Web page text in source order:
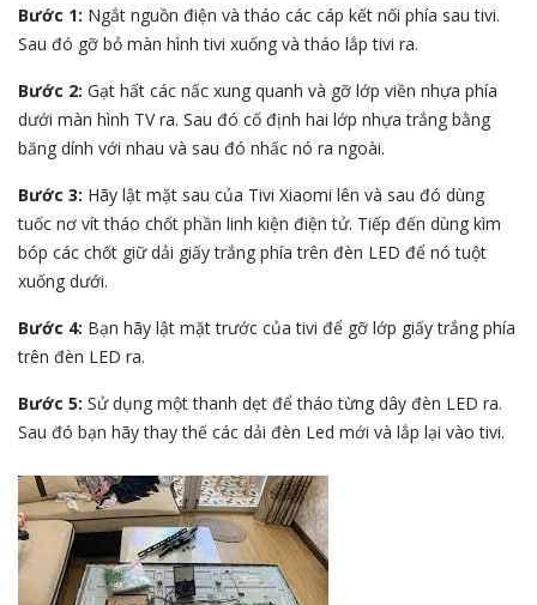
Bước 1: Ngắt nguồn điện và tháo các cáp kết nối phía sau tivi.
Sau đó gỡ bỏ màn hình tivi xuống và tháo lắp tivi ra.
Bước 2: Gạt hất các nấc xung quanh và gỡ lớp viền nhựa phía
dưới màn hình TV ra. Sau đó cố định hai lớp nhựa trắng bằng
băng dính với nhau và sau đó nhấc nó ra ngoài.
Bước 3: Hãy lật mặt sau của Tivi Xiaomi lên và sau đó dùng
tuốc nơ vít tháo chốt phần linh kiện điện tử. Tiếp đến dùng kìm
bóp các chốt giữ dải giấy trắng phía trên đèn LED để nó tuột
xuống dưới.
Bước 4: Bạn hãy lật mặt trước của tivi để gỡ lớp giấy trắng phía
trên đèn LED ra.
Bước 5: Sử dụng một thanh dẹt để tháo từng dây đèn LED ra.
Sau đó bạn hãy thay thế các dải đèn Led mới và lắp lại vào tivi.